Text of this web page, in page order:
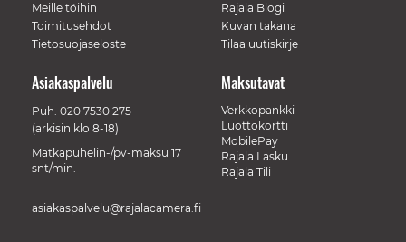
Meille töihin
Toimitusehdot
Tietosuojaseloste
Rajala Blogi
Kuvan takana
Tilaa uutiskirje
Maksutavat
Verkkopankki
Luottokortti
MobilePay
Rajala Lasku
Rajala Tili
Asiakaspalvelu
Puh. 020 7530 275
(arkisin klo 8-18)
Matkapuhelin-/pv-maksu 17
snt/min.
asiakaspalvelu@rajalacamera.fi